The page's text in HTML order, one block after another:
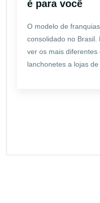
é para você
O modelo de
consolidado no
ver os mais
lanchonetes a lojas